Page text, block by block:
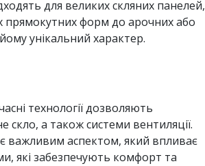
для великих скляних панелей,
прямокутних форм до арочних або
унікальний характер.
технології дозволяють
скло, а також системи вентиляції.
важливим аспектом, який впливає
які забезпечують комфорт та